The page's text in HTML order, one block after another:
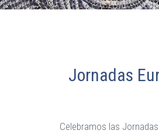
Jornadas
Celebramos las